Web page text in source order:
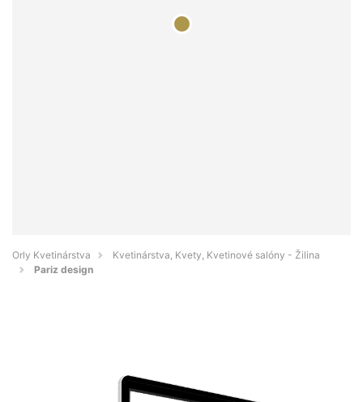
Orly Kvetinárstva
Kvetinárstva, Kvety, Kvetinové salóny - Žilina
Pariz design